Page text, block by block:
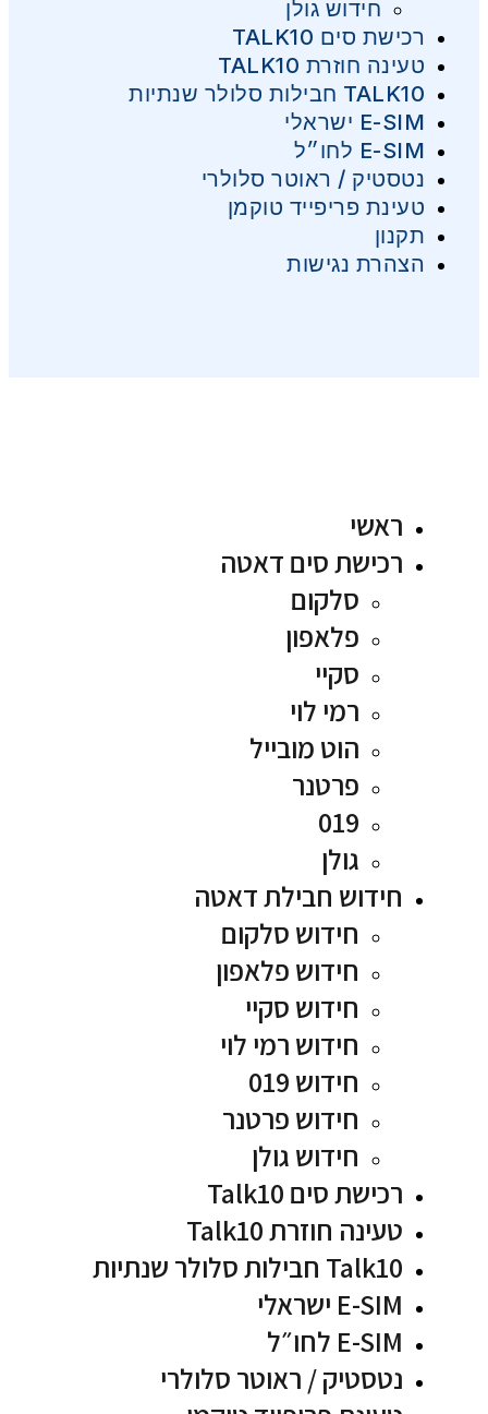
חידוש גולן
רכישת סים TALK10
טעינה חוזרת TALK10
TALK10 חבילות סלולר שנתיות
E-SIM ישראלי
E-SIM לחו״ל
נטסטיק / ראוטר סלולרי
טעינת פריפייד טוקמן
תקנון
הצהרת נגישות
ראשי
רכישת סים דאטה
סלקום
פלאפון
סקיי
רמי לוי
הוט מובייל
פרטנר
019
גולן
חידוש חבילת דאטה
חידוש סלקום
חידוש פלאפון
חידוש סקיי
חידוש רמי לוי
חידוש 019
חידוש פרטנר
חידוש גולן
רכישת סים Talk10
טעינה חוזרת Talk10
Talk10 חבילות סלולר שנתיות
E-SIM ישראלי
E-SIM לחו״ל
נטסטיק / ראוטר סלולרי